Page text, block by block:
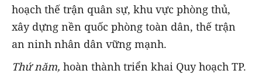
hoạch thế trận quân sự, khu vực phòng thủ,
xây dựng nền quốc phòng toàn dân, thế trận
an ninh nhân dân vững mạnh.
Thứ năm, hoàn thành triển khai Quy hoạch TP.